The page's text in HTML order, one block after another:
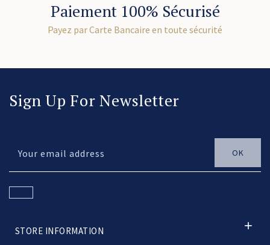
Paiement 100% Sécurisé
Payez par Carte Bancaire en toute sécurité
Sign Up For Newsletter
STORE INFORMATION 